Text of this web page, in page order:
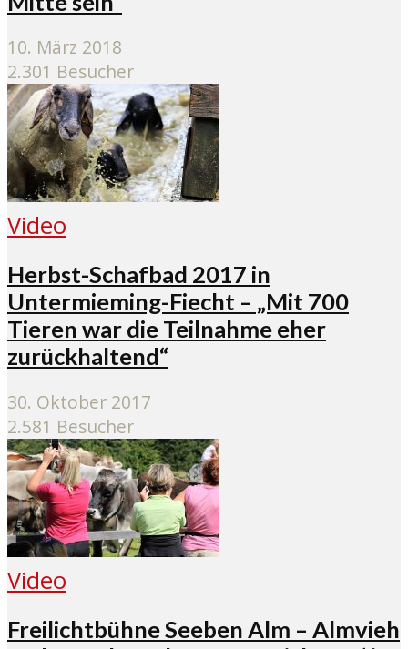
10. März 2018
2.301 Besucher
Video
Herbst-Schafbad 2017 in
Untermieming-Fiecht – „Mit 700
Tieren war die Teilnahme eher
zurückhaltend“
30. Oktober 2017
2.581 Besucher
Video
Freilichtbühne Seeben Alm – Almvieh